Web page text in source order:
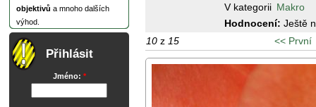
objektivů a mnoho dalších
výhod.
Přihlásit
Jméno: *
V kategorii Makro
Hodnocení: Ještě
10 z 15 << První